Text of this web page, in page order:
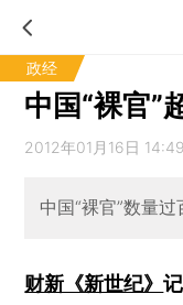
政经
中国“裸官”
2012年01月16日 14:49
中国“裸官”数量
财新《新世纪》